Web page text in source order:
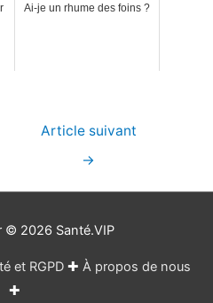
Ai-je un rhume des foins ?
Article suivant
→
© 2026 Santé.VIP
et RGPD✚ À propos de nous
✚